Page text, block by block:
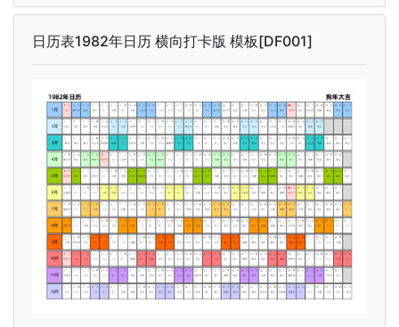
日历表1982年日历 横向打卡版 模板[DF001]